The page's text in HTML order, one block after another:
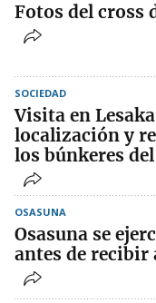
Fotos del cross
SOCIEDAD
Visita en
localización y
los búnkeres
OSASUNA
Osasuna se
antes de